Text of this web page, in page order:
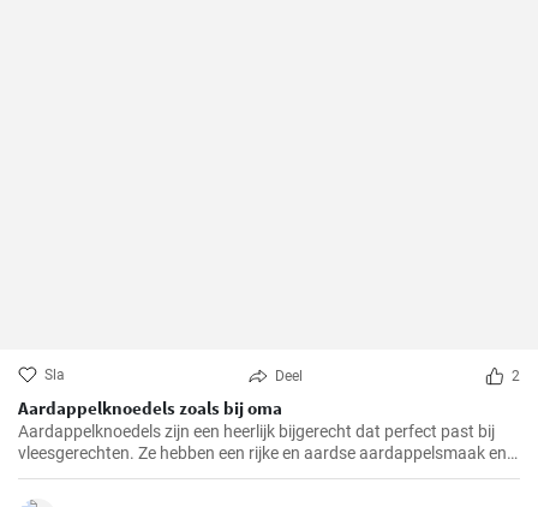
Sla Deel 2
Aardappelknoedels zoals bij oma
Aardappelknoedels zijn een heerlijk bijgerecht dat perfect past bij
vleesgerechten. Ze hebben een rijke en aardse aardappelsmaak en
zijn heerlijk luchtig. Deze knoedels zijn een traditioneel gerecht dat in
veel Europese landen, vooral in Duitsland, geliefd is.